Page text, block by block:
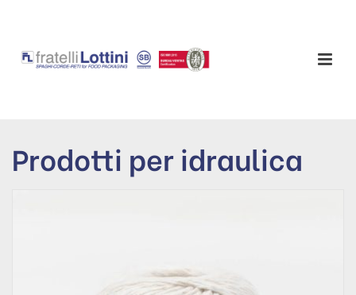
Prodotti per idraulica